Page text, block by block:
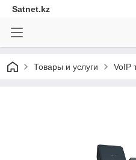
Satnet.kz
Товары и услуги VoIP